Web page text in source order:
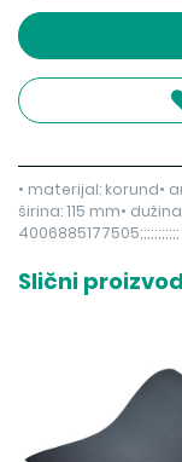
• materijal: korund•
širina: 115 mm•
4006885177505;;;;;;;;;;;
Slični